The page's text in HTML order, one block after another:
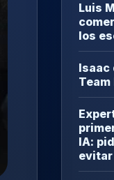
Luis
los
Isaac
IA: